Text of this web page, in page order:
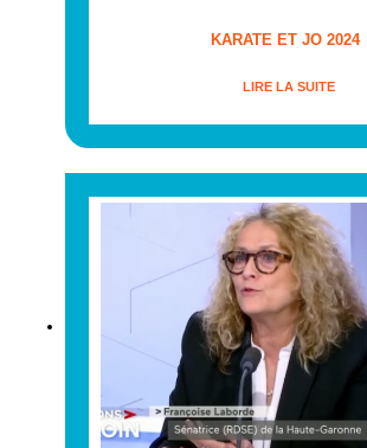
KARATE ET JO 2024
LIRE LA SUITE